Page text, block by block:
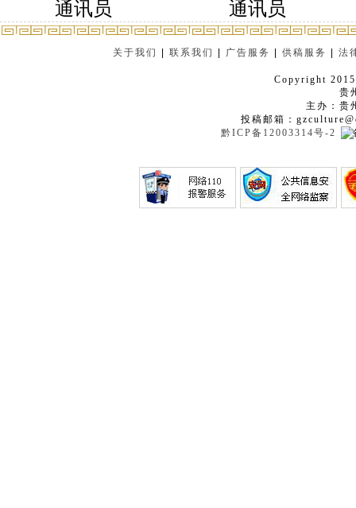
通讯员 通讯员
关于我们 |联系我们 广告服务 |供稿服务 |法
Copyright
贵
主办：贵
投稿邮箱：
黔ICP备12003314号-2